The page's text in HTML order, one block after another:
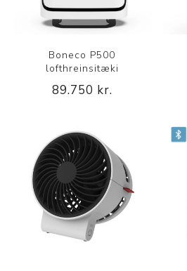
Boneco P500
lofthreinsitæki
89.750 kr.